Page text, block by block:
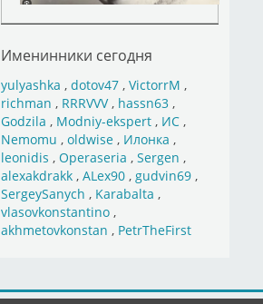
Именинники сегодня
yulyashka , dotov47, VictorrM ,
richman , RRRVVV, hassn63,
Godzila , Modniy-ekspert, ИС,
Nemomu , oldwise, Илонка ,
leonidis , Operaseria , Sergen ,
alexakdrakk, ALex90, gudvin69,
SergeySanych , Karabalta ,
vlasovkonstantino,
akhmetovkonstan , PetrTheFirst